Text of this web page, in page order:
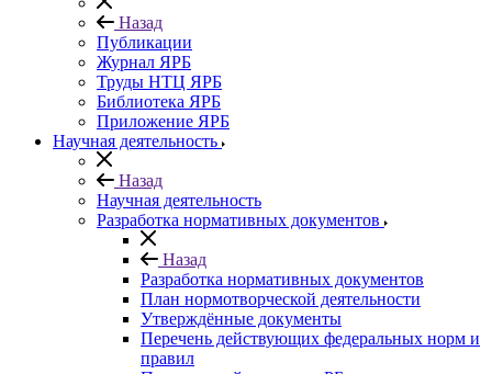
Назад
Публикации
Журнал ЯРБ
Труды НТЦ ЯРБ
Библиотека ЯРБ
Приложение ЯРБ
Научная деятельность
Назад
Научная деятельность
Разработка нормативных документов
Назад
Разработка нормативных документов
План нормотворческой деятельности
Утверждённые документы
Перечень действующих федеральных норм и
правил